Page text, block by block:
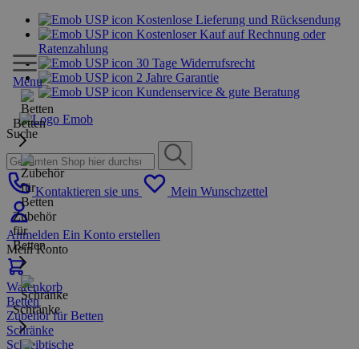
Kostenlose Lieferung und Rücksendung
Kostenloser Kauf auf Rechnung oder
Ratenzahlung
30 Tage Widerrufsrecht
2 Jahre Garantie
Kundenservice & gute Beratung
Suche
Kontaktieren sie uns Mein Wunschzettel
Anmelden Ein Konto erstellen
Mein Konto
Warenkorb
Menu
Betten
Zubehör
für
Betten
Schränke
Betten
Zubehör für Betten
Schränke
Schreibtische